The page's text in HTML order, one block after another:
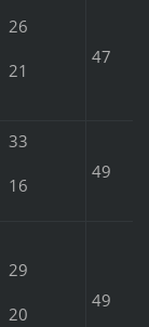
26
21
47
33
16
49
29
20
49